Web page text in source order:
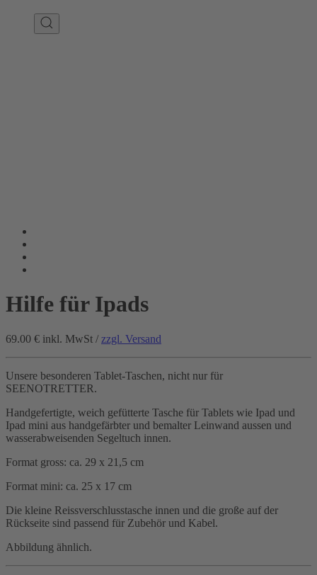
Hilfe für Ipads
69.00 € inkl. MwSt / zzgl. Versand
Unsere besonderen Tablet-Taschen, nicht nur für
SEENOTRETTER.
Handgefertigte, weich gefütterte Tasche für Tablets wie Ipad und
Ipad mini aus handgefärbter und bemalter Leinwand aussen und
wasserabweisenden Segeltuch innen.
Format gross: ca. 29 x 21,5 cm
Format mini: ca. 25 x 17 cm
Die kleine Reissverschlusstasche innen und die große auf der
Rückseite sind passend für Zubehör und Kabel.
Abbildung ähnlich.